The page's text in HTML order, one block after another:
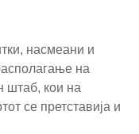
насмеани и
на
штаб, кои на
се претставија и